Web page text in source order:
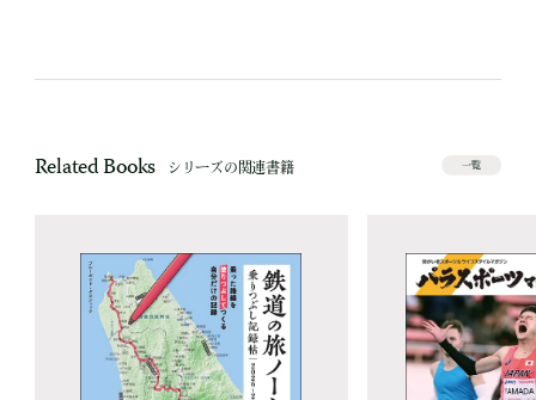
Related Books シリーズの関連書籍 一覧